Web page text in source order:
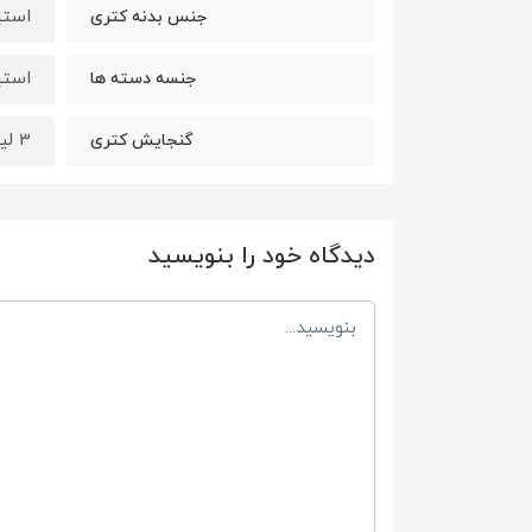
جنس بدنه کتری
جنسه دسته ها
گنجایش کتری 3 لیتر
دیدگاه خود را بنویسید